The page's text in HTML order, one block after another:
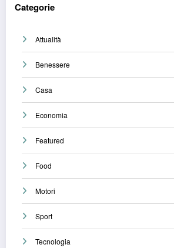
Categorie
Attualità
Benessere
Casa
Economia
Featured
Food
Motori
Sport
Tecnologia